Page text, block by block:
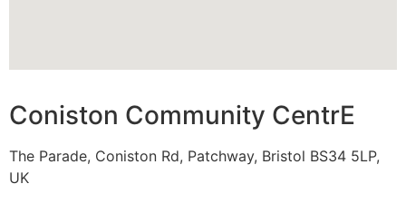
Coniston Community CentrE
The Parade, Coniston Rd, Patchway, Bristol BS34 5LP,
UK